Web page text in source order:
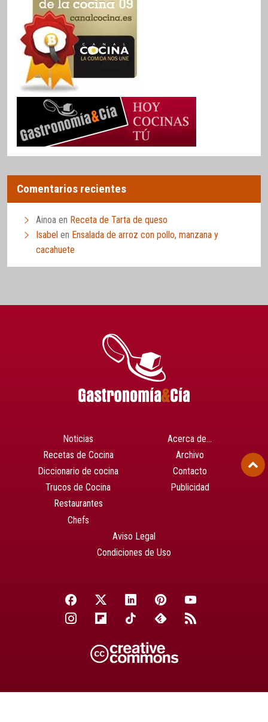
Comentarios recientes
Ainoa en Receta de Tarta de queso
Isabel en Ensalada de arroz con pollo, manzana y
cacahuete
Noticias
Recetas de Cocina
Diccionario de cocina
Trucos de Cocina
Restaurantes
Chefs
Acerca de…
Archivo
Contacto
Publicidad
Aviso Legal
Condiciones de Uso